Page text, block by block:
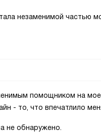
незаменимой частью
помощником на
- то, что впечатлило
не обнаружено.